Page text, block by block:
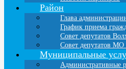
Район
Глава
График приема
Совет депутатов
Совет депутатов МО
Муниципальные
Административные